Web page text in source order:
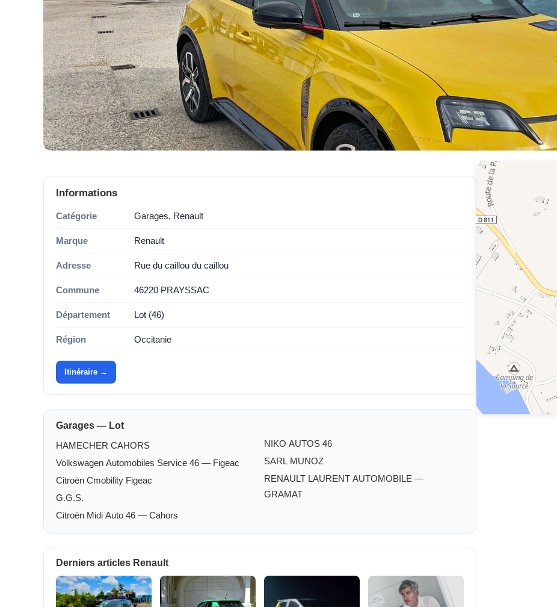
Informations
Catégorie Garages, Renault
Marque Renault
Adresse Rue du caillou du caillou
Commune 46220 PRAYSSAC
Département Lot (46)
Région Occitanie
Itinéraire →
Garages — Lot
HAMECHER CAHORS
Volkswagen Automobiles Service 46 — Figeac
Citroën Cmobility Figeac
G.G.S.
Citroën Midi Auto 46 — Cahors
NIKO AUTOS 46
SARL MUNOZ
RENAULT LAURENT AUTOMOBILE —
GRAMAT
Derniers articles Renault